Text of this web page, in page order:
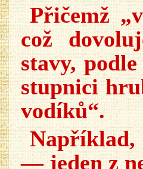
Přičemž
což
stavy,
stupnici
vodíků“.
— jeden z